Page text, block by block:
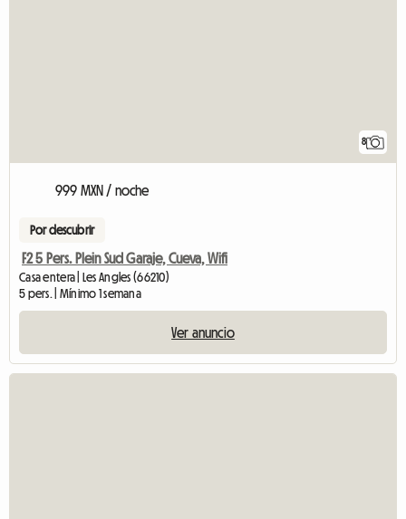
8
999 MXN / noche
Por descubrir
F2 5 Pers. Plein Sud Garaje, Cueva, Wifi
Casa entera | Les Angles (66210)
5 pers. | Mínimo 1 semana
Ver anuncio